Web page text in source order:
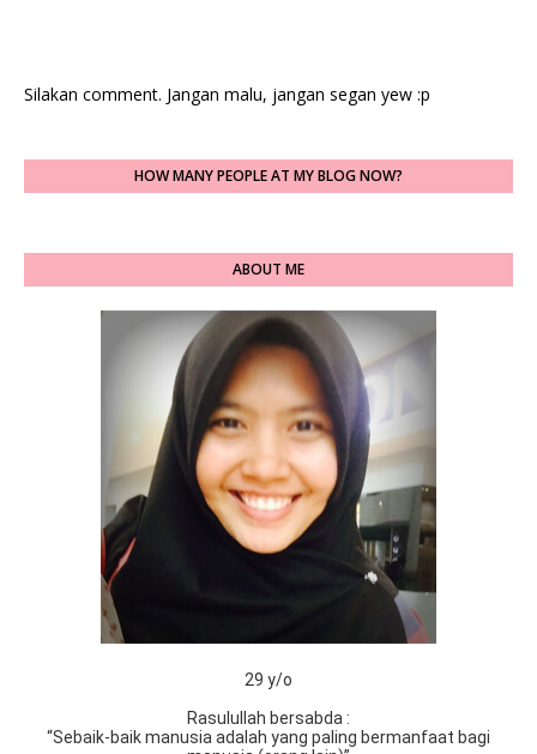
Silakan comment. Jangan malu, jangan segan yew :p
HOW MANY PEOPLE AT MY BLOG NOW?
ABOUT ME
29 y/o
Rasulullah bersabda :
“Sebaik-baik manusia adalah yang paling bermanfaat bagi